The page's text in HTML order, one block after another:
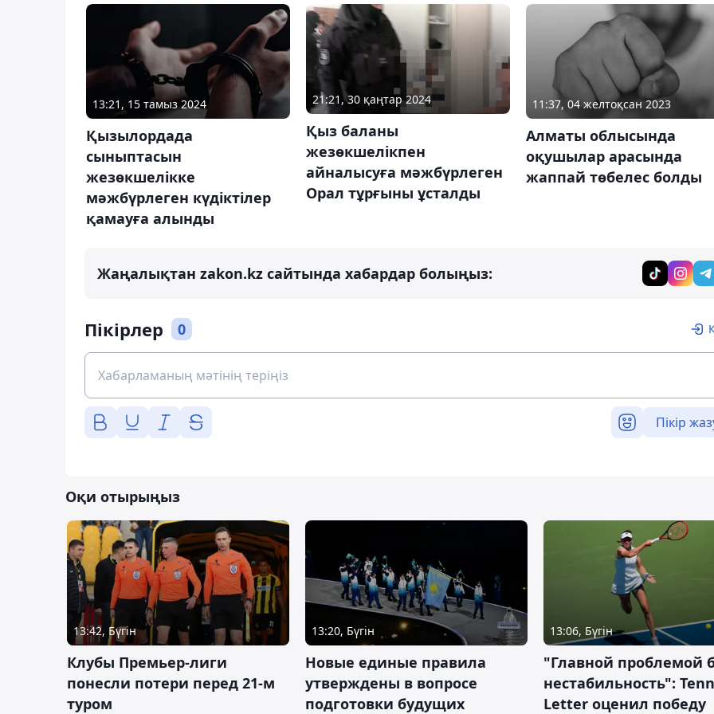
13:21, 15 тамыз 2024
Қызылордада
сыныптасын
жезөкшелікке
мәжбүрлеген күдіктілер
қамауға алынды
21:21, 30 қаңтар 2024
Қыз баланы
жезөкшелікпен
айналысуға мәжбүрлеген
Орал тұрғыны ұсталды
11:37, 04 желтоқсан 2023
Алматы облысында
оқушылар арасында
жаппай төбелес болды
Жаңалықтан zakon.kz сайтында хабардар болыңыз:
Пікірлер 0
Пікір
Оқи отырыңыз
13:42, Бүгін
Клубы Премьер-лиги
понесли потери перед 21-м
туром
13:20, Бүгін
Новые единые правила
утверждены в вопросе
подготовки будущих
13:06, Бүгін
"Главной проблемой
нестабильность":
Letter оценил победу